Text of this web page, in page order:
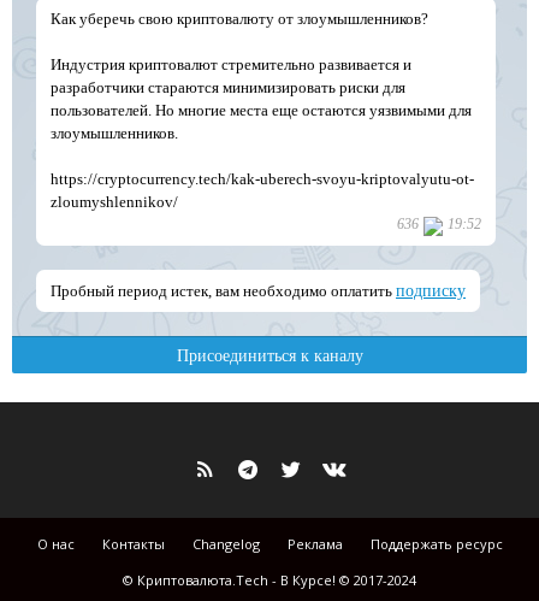
О нас Контакты Changelog Реклама
Поддержать ресурс
© Криптовалюта.Tech - В Курсе! © 2017-2024